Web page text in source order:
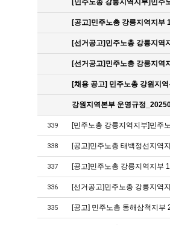
[민주노총 강릉지역지부]민주
[공고]민주노총 강릉지역지부
[선거공고]민주노총 강릉지역
[선거공고]민주노총 강릉지역
[채용 공고] 민주노총 강원지
강원지역본부 운영규정
339 [민주노총 강릉지역지부]민주
338 [공고]민주노총 태백정선지역
337 [공고]민주노총 강릉지역지부
336 [선거공고]민주노총 강릉지역
335 [공고] 민주노총 동해삼척지부